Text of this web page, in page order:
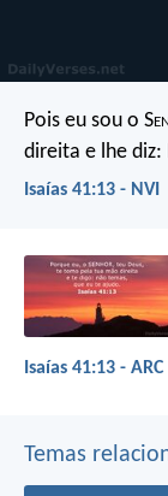
Pois eu sou o S
direita e lhe
Isaías 41:13 - NVI
Isaías 41:13 - ARC
Temas